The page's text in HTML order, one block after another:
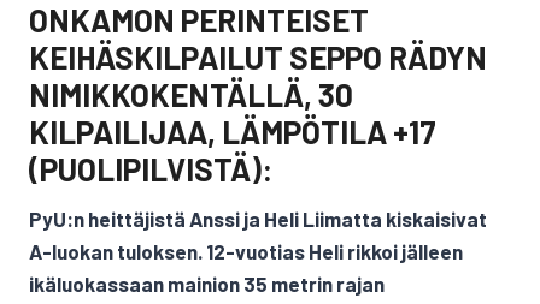
ONKAMON PERINTEISET
KEIHÄSKILPAILUT SEPPO RÄDYN
NIMIKKOKENTÄLLÄ, 30
KILPAILIJAA, LÄMPÖTILA +17
(PUOLIPILVISTÄ):
PyU:n heittäjistä Anssi ja Heli Liimatta kiskaisivat
A-luokan tuloksen. 12-vuotias Heli rikkoi jälleen
ikäluokassaan mainion 35 metrin rajan